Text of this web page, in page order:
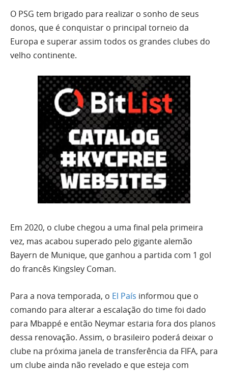
O PSG tem brigado para realizar o sonho de seus
donos, que é conquistar o principal torneio da
Europa e superar assim todos os grandes clubes do
velho continente.
Em 2020, o clube chegou a uma final pela primeira
vez, mas acabou superado pelo gigante alemão
Bayern de Munique, que ganhou a partida com 1 gol
do francês Kingsley Coman.
Para a nova temporada, o El País informou que o
comando para alterar a escalação do time foi dado
para Mbappé e então Neymar estaria fora dos planos
dessa renovação. Assim, o brasileiro poderá deixar o
clube na próxima janela de transferência da FIFA, para
um clube ainda não revelado e que esteja com